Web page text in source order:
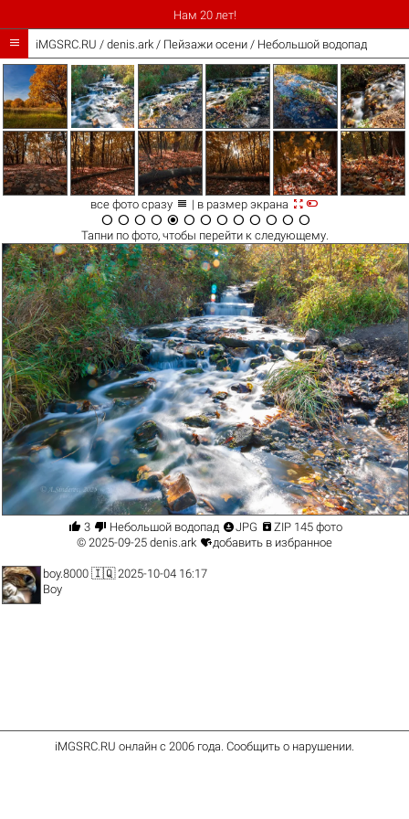
Нам 20 лет!
 iMGSRC.RU / denis.ark/ Пейзажи осени / Небольшой водопад
все фото сразу  | в размер экрана 
            
Тапни по фото, чтобы перейти к следующему.
 3  Небольшой водопад JPG  ZIP 145 фото
© 2025-09-25 denis.ark добавить в избранное
boy.8000 🇮🇶 2025-10-04 16:17
Boy
iMGSRC.RU онлайн с 2006 года Сообщить о нарушении